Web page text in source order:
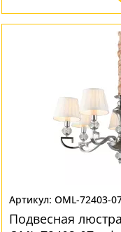
OML-72403-
Подвесная